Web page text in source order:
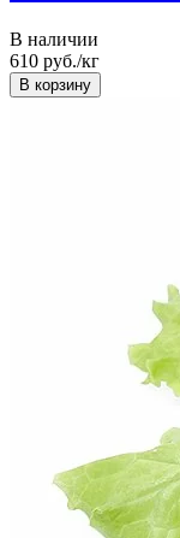
В наличии
610 руб./кг